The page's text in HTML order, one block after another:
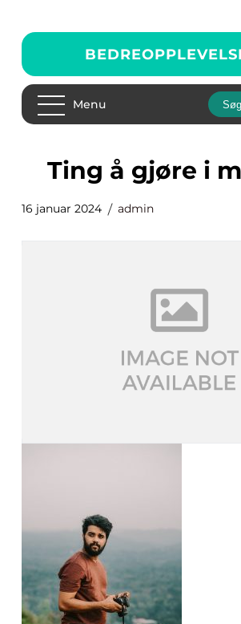
Menu
ting å gjøre i
16 januar 2024 admin